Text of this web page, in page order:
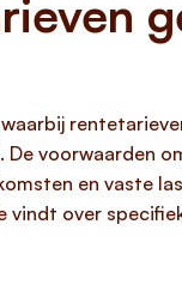
. De voorwaarden
en vaste
over